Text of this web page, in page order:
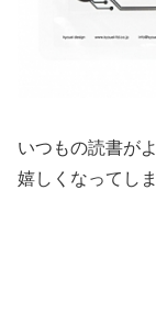
いつもの読書が
嬉しくなってし